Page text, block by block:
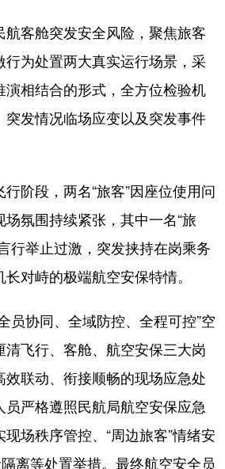
客舱突发安全风险，聚焦旅客
为处置两大真实运行场景，采
演相结合的形式，全方位检验机
发情况临场应变以及突发事件
阶段，两名“旅客”因座位使用问
氛围持续紧张，其中一名“旅
行举止过激，突发挟持在岗乘务
对峙的极端航空安保特情。
协同、全域防控、全程可控”空
飞行、客舱、航空安保三大岗
联动、衔接顺畅的现场应急处
严格遵照民航局航空安保应急
场秩序管控、“周边旅客”情绪安
离等处置举措。最终航空安全员